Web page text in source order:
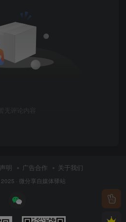
暂无评论内容
明 广告合作 关于我们
· 微分享自媒体驿站